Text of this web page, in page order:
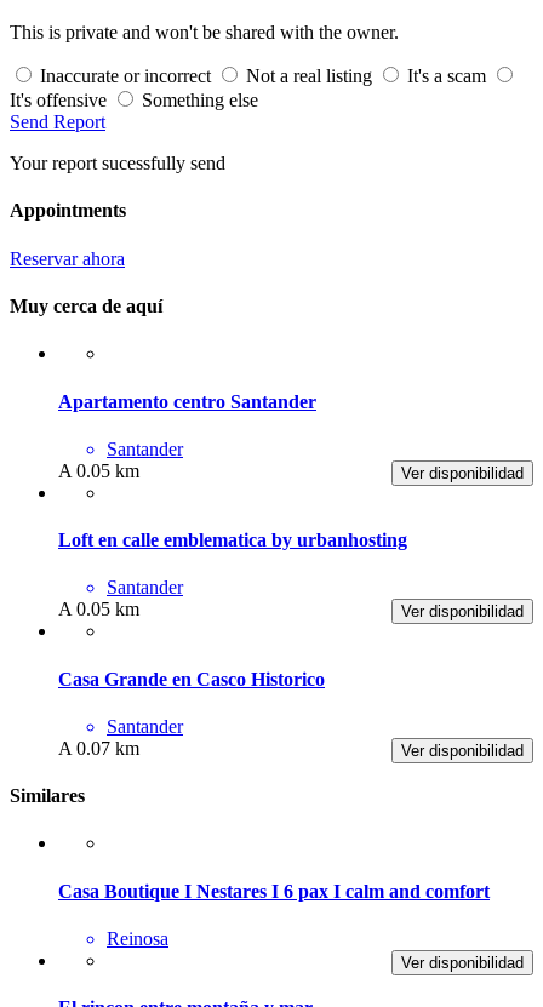
This is private and won't be shared with the owner.
Inaccurate or incorrect Not a real listing
It's a scam
It's offensive
Something else
Send Report
Your report sucessfully send
Appointments
Reservar ahora
Muy cerca de aquí
Apartamento centro Santander
Santander
Ver disponibilidad
A 0.05 km
Loft en calle emblematica by urbanhosting
Santander
Ver disponibilidad
A 0.05 km
Casa Grande en Casco Historico
Santander
Ver disponibilidad
A 0.07 km
Similares
Casa Boutique I Nestares I 6 pax I calm and comfort
Reinosa
Ver disponibilidad